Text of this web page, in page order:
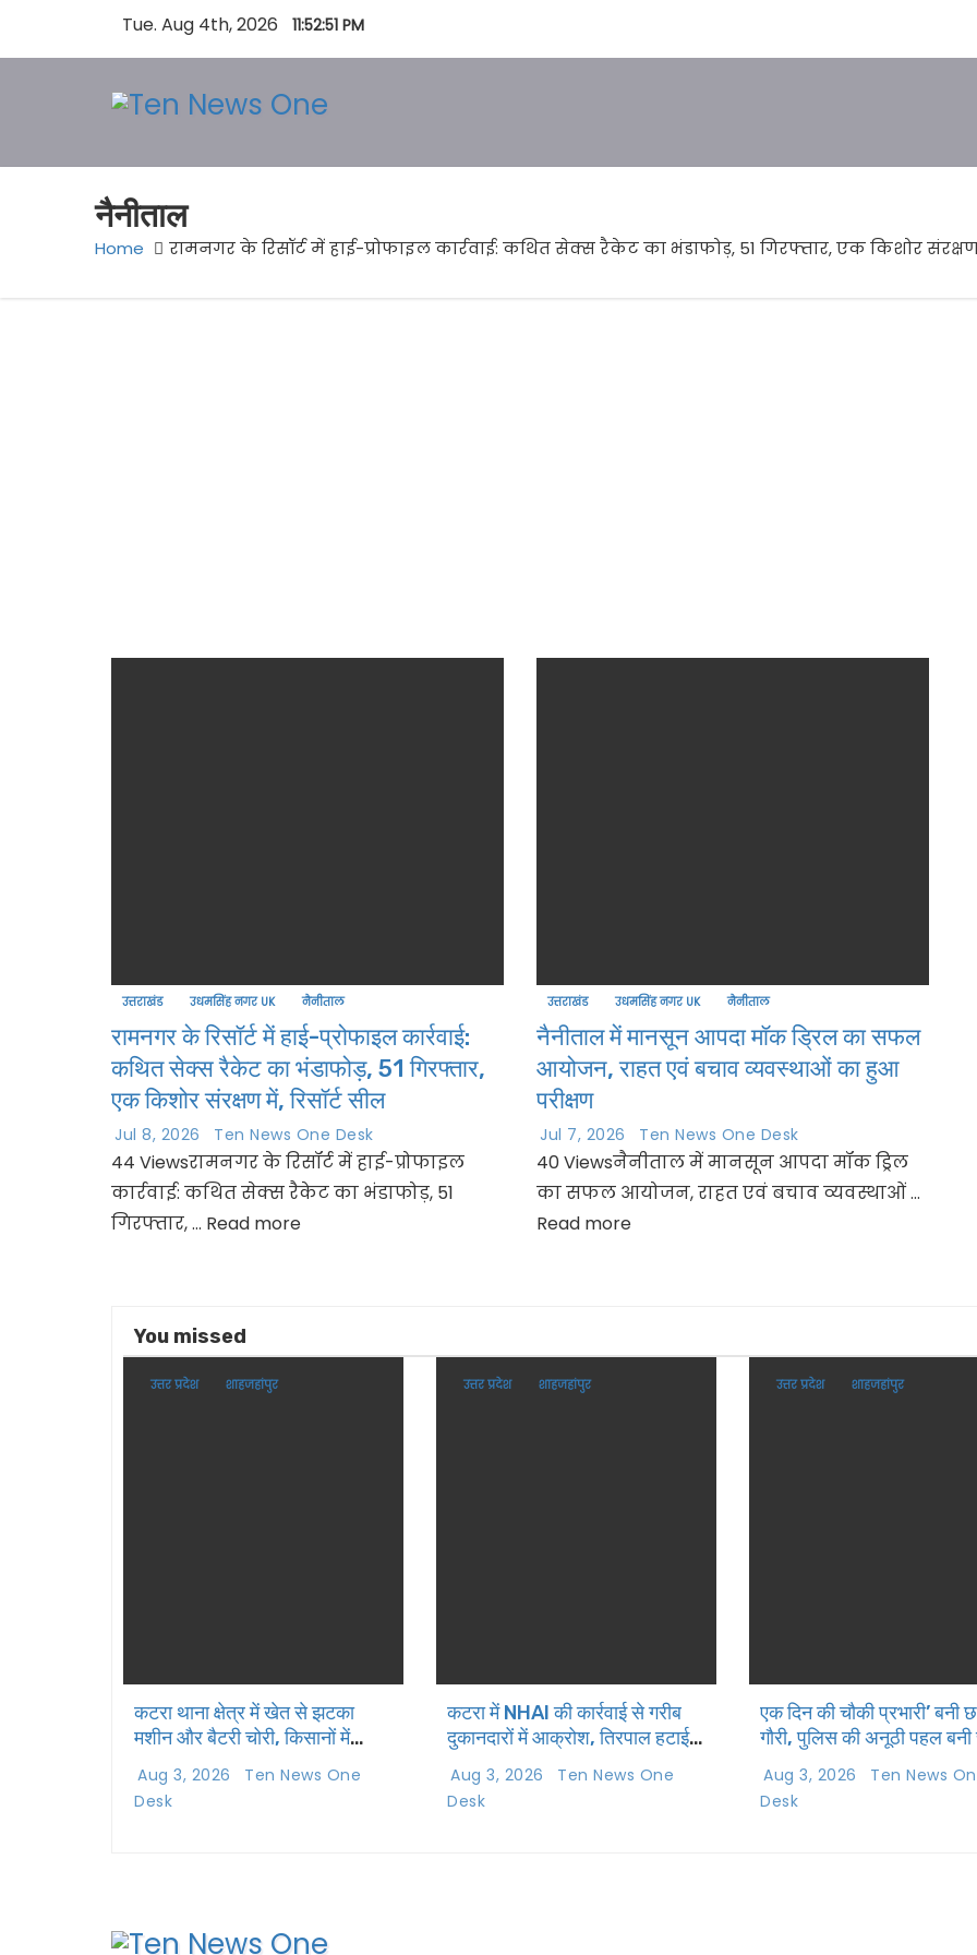
o
Tue. Aug 4th, 2026 11:52:51 PM
नैनीताल
Home रामनगर के रिसॉर्ट में हाई-प्रोफाइल कार्रवाई: कथित सेक्स रैकेट का भंडाफोड़, 51 गिरफ्तार, एक किशोर संरक्षण
उत्तराखंड उधमसिंह नगर UK नैनीताल
रामनगर के रिसॉर्ट में हाई-प्रोफाइल कार्रवाई:
कथित सेक्स रैकेट का भंडाफोड़, 51 गिरफ्तार,
एक किशोर संरक्षण में, रिसॉर्ट सील
Jul 8, 2026 Ten News One Desk
44 Viewsरामनगर के रिसॉर्ट में हाई-प्रोफाइल
कार्रवाई: कथित सेक्स रैकेट का भंडाफोड़, 51
गिरफ्तार, ... Read more
उत्तराखंड उधमसिंह नगर UK नैनीताल
नैनीताल में मानसून आपदा मॉक ड्रिल का सफल
आयोजन, राहत एवं बचाव व्यवस्थाओं का हुआ
परीक्षण
Jul 7, 2026 Ten News One Desk
40 Viewsनैनीताल में मानसून आपदा मॉक ड्रिल
का सफल आयोजन, राहत एवं बचाव व्यवस्थाओं ...
Read more
You missed
उत्तर प्रदेश शाहजहांपुर
कटरा थाना क्षेत्र में खेत से झटका
मशीन और बैटरी चोरी, किसानों में
दहशत
Aug 3, 2026
Ten News One
Desk
उत्तर प्रदेश शाहजहांपुर
कटरा में NHAI की कार्रवाई से गरीब
दुकानदारों में आक्रोश, तिरपाल हटाई
Aug 3, 2026
Ten News One
Desk
उत्तर प्रदेश शाहजहांपुर
एक दिन की चौकी प्रभारी’ बनी
गौरी, पुलिस की अनूठी पहल बनी
Aug 3, 2026
Ten News
Desk